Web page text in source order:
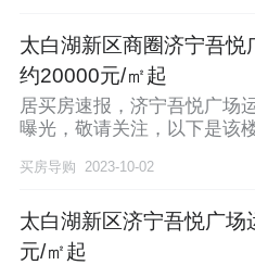
太白湖新区商圈济宁吾
约20000元/㎡起
居买房速报，济宁吾悦广场
曝光，敬请关注，以下是该
买房导购 2023-10-02
太白湖新区济宁吾悦广
元/㎡起